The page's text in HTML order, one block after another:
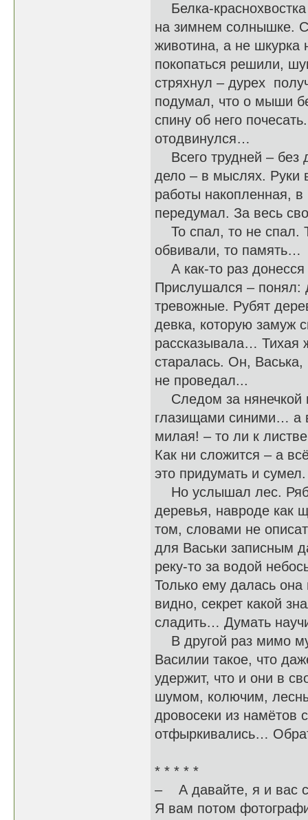
Белка-
на зимнем солнышке.
животина, а не шкурка
покопаться решили,
стряхнул – дурех
подумал, что о мыши
спину об него
отодвинулся…
Всего трудней – без
дело – в мыслях. Руки
работы накопленная,
передумал. За весь
То спал, то не спал.
обвивали, то память…
А как-то раз донесся
Прислушался – понял:
тревожные. Рубят
девка, которую замуж
рассказывала… Тихая
старалась. Он,
не проведал...
Следом за нянечкой
глазищами синими… а
милая! – то ли к
Как ни сложится – а
это придумать и сумел.
Но услышал лес.
деревья, навроде как
том, словами не
для Васьки записным
реку-то за водой
Только ему далась
видно, секрет какой
сладить… Думать
В другой раз мимо
Василии такое, что
удержит, что и они в
шумом, колючим,
дровосеки из намётов
отфыркивались…
* * * * *
– А давайте, я и вас
Я вам потом